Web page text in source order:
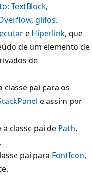
TextBlock,
, glifos.
e Hiperlink, que
de um elemento de
de
classe pai para os
e assim por
a classe pai de Path,
pai para FontIcon,